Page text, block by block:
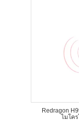
Redragon
ไมโค